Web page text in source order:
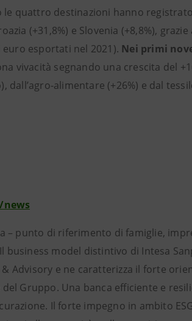
le quattro destinazioni hanno
(+31,8%) e Slovenia (+8,8%), grazie
esportati nel 2021). Nei primi
vivacità segnando una crescita del
alimentare (+26%) e dal
– punto di riferimento di famiglie,
business model distintivo di Intesa
Advisory e ne caratterizza il forte
Gruppo. Una banca efficiente e
Il forte impegno in ambito